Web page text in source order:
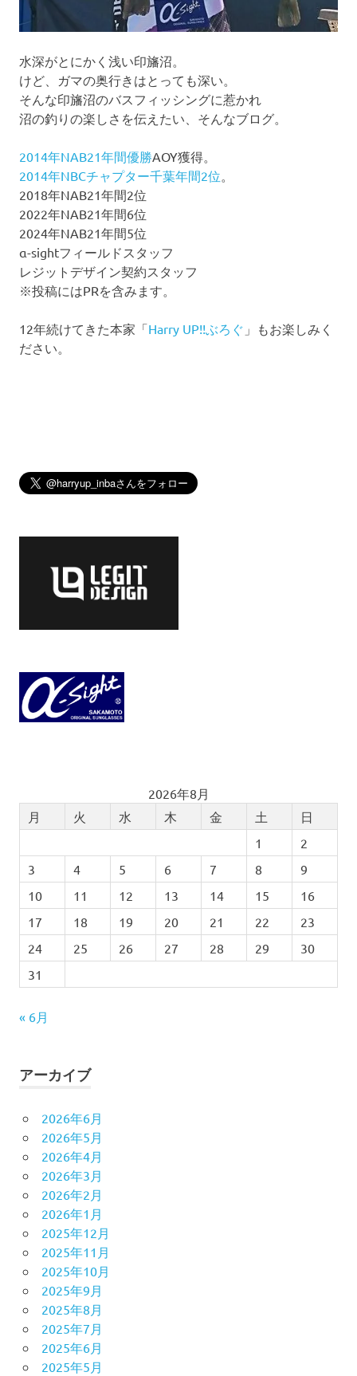
水深がとにかく浅い印旛沼。
けど、ガマの奥行きはとっても深い。
そんな印旛沼のバスフィッシングに惹かれ
沼の釣りの楽しさを伝えたい、そんなブログ。
2014年NAB21年間優勝AOY獲得。
2014年NBCチャプター千葉年間2位。
2018年NAB21年間2位
2022年NAB21年間6位
2024年NAB21年間5位
α-sightフィールドスタッフ
レジットデザイン契約スタッフ
※投稿にはPRを含みます。
12年続けてきた本家「Harry UP!!ぶろぐ 」もお楽しみく
ださい。
2026年8月
月
火 水 木 金 土
日
1
2
3
4 5 6 7 8
9
10
11 12 13 14 15
16
17
18 19 20 21 22
23
24
25 26 27 28 29
30
31
« 6月
アーカイブ
2026年6月
2026年5月
2026年4月
2026年3月
2026年2月
2026年1月
2025年12月
2025年11月
2025年10月
2025年9月
2025年8月
2025年7月
2025年6月
2025年5月